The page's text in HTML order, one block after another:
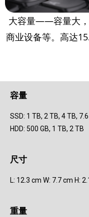
大容量——容量大，
商业设备等。高达
容量
SSD: 1 TB, 2 TB, 4 TB,
HDD: 500 GB, 1 TB, 2 TB
尺寸
L: 12.3 cm W: 7.7 cm H:
重量